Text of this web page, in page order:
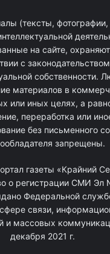
(тексты,
на сайте,
с
собственности.
материалов в
или иных целях, а
переработка или
без письменного
запрещены.
газеты «Крайний
о регистрации СМИ
Федеральной
связи,
и массовых
декабря 2021 г.